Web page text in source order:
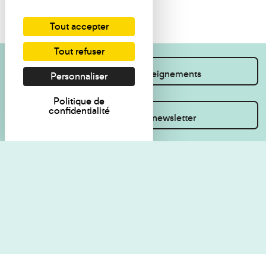
Je souhaite des renseignements
Inscrivez-vous à la newsletter
Tout accepter
Tout refuser
Personnaliser
Politique de
confidentialité